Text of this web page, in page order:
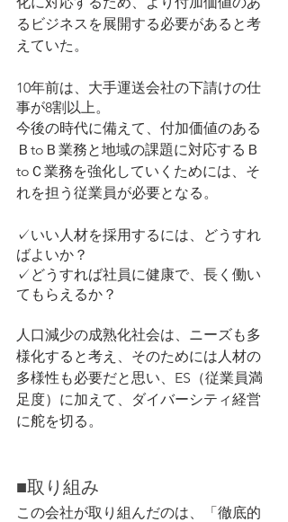
るビジネスを展開する必要があると考
えていた。
10年前は、大手運送会社の下請けの仕
事が8割以上。
今後の時代に備えて、付加価値のある
ＢtoＢ業務と地域の課題に対応するＢ
toＣ業務を強化していくためには、そ
れを担う従業員が必要となる。
✓いい人材を採用するには、どうすれ
ばよいか？
✓どうすれば社員に健康で、長く働い
てもらえるか？
人口減少の成熟化社会は、ニーズも多
様化すると考え、そのためには人材の
多様性も必要だと思い、ES（従業員満
足度）に加えて、ダイバーシティ経営
に舵を切る。
■取り組み
この会社が取り組んだのは、「徹底的